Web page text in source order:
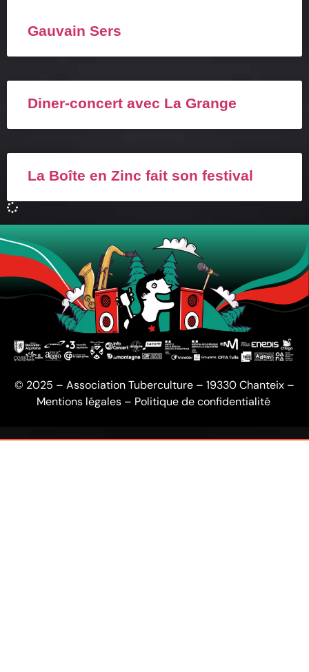
Gauvain Sers
Diner-concert avec La Grange
La Boîte en Zinc fait son festival
© 2025 – Association Tuberculture – 19330 Chanteix –
Mentions légales– Politique de confidentialité